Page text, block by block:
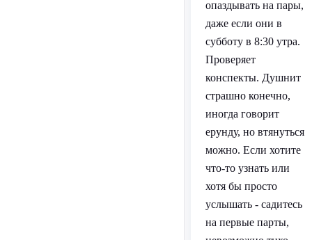
опаздывать на пары,
даже если они в
субботу в 8:30 утра.
Проверяет
конспекты. Душнит
страшно конечно,
иногда говорит
ерунду, но втянуться
можно. Если хотите
что-то узнать или
хотя бы просто
услышать - садитесь
на первые парты,